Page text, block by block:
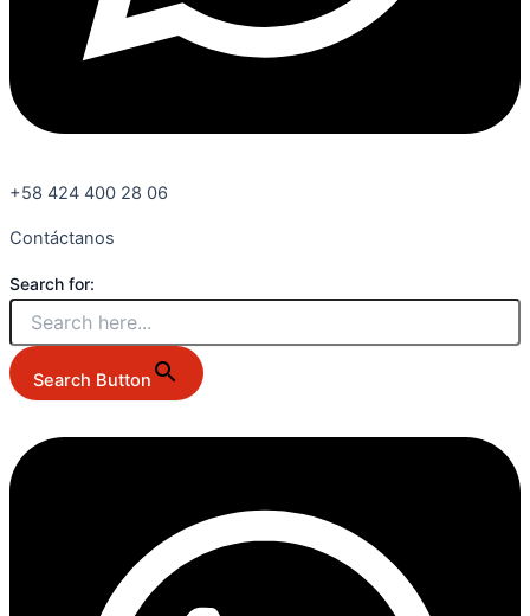
+58 424 400 28 06
Contáctanos
Search for:
Search Button